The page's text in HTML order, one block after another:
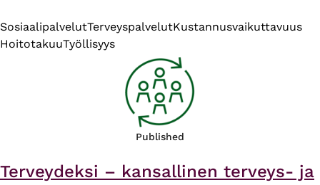
SosiaalipalvelutTerveyspalvelutKustannusvaikuttavuus
HoitotakuuTyöllisyys
Published
Terveydeksi – kansallinen terveys- ja